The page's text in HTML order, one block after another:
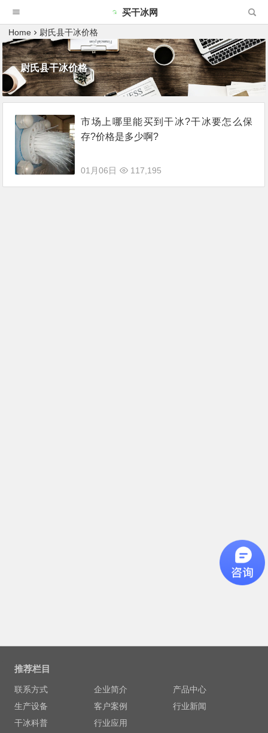
买干冰网
Home 尉氏县干冰价格
尉氏县干冰价格
市场上哪里能买到干冰?干冰要怎么保
存?价格是多少啊?
01月06日 117,195
推荐栏目
联系方式 企业简介
产品中心
生产设备
客户案例
行业新闻
干冰科普
行业应用